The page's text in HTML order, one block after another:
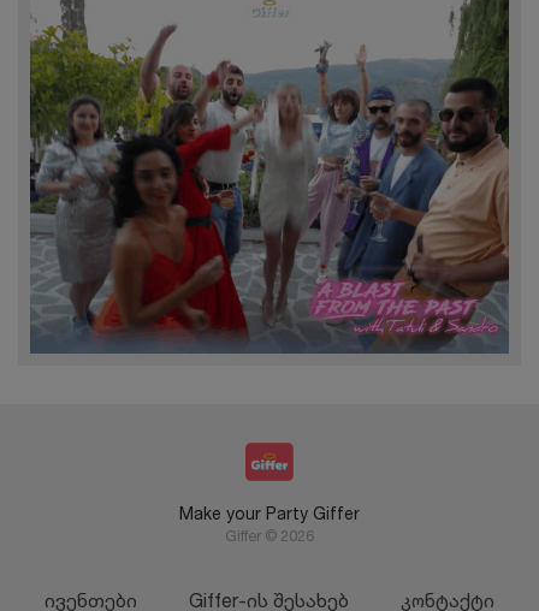
Make your Party Giffer
Giffer © 2026
ივენთები Giffer-ის შესახებ კონტაქტი